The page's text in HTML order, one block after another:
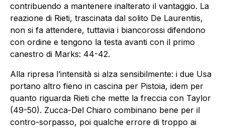
contribuendo a mantenere inalterato il vantaggio. La
reazione di Rieti, trascinata dal solito De Laurentiis,
non si fa attendere, tuttavia i biancorossi difendono
con ordine e tengono la testa avanti con il primo
canestro di Marks: 44-42.
Alla ripresa l’intensità si alza sensibilmente: i due Usa
portano altro fieno in cascina per Pistoia, idem per
quanto riguarda Rieti che mette la freccia con Taylor
(49-50). Zucca-Del Chiaro combinano bene per il
contro-sorpasso, poi qualche errore di troppo ai